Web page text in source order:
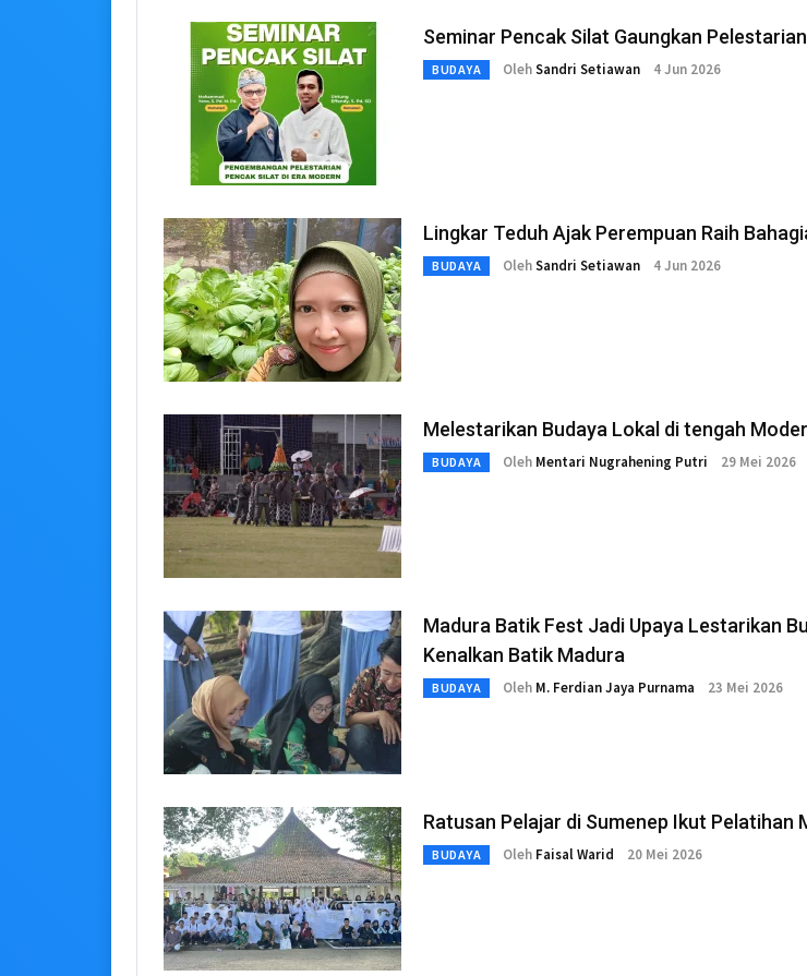
Seminar Pencak Silat Gaungkan
BUDAYA OlehSandri Setiawan 4 Jun 2026
Lingkar Teduh Ajak Perempuan Raih
BUDAYA OlehSandri Setiawan 4 Jun 2026
Melestarikan Budaya Lokal di tengah
BUDAYA Oleh Mentari Nugrahening Putri 29 Mei 2026
Madura Batik Fest Jadi Upaya Lestarikan
Kenalkan Batik Madura
BUDAYA Oleh M. Ferdian Jaya Purnama 23 Mei 2026
Ratusan Pelajar di Sumenep Ikut Pelatihan
BUDAYA Oleh Faisal Warid 20 Mei 2026